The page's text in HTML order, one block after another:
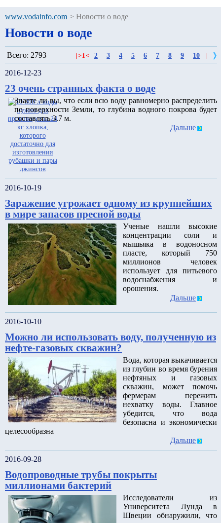
www.vodainfo.com > Новости о воде
Новости о воде
Всего: 2793 >1< 2 3 4 5 6 7 8 9 10
2016-12-23
23 очень странных факта о воде
Знаете ли вы, что если всю воду равномерно распределить
по поверхности Земли, то глубина водного покрова будет
составлять 3.7 м.
Дальше
2016-10-19
Заражение угрожает одному из крупнейших
в мире запасов пресной воды
Ученые нашли высокие
концентрации соли и
мышьяка в водоносном
пласте, который 750
миллионов человек
использует для питьевого
водоснабжения и
орошения.
Дальше
2016-10-10
Можно ли использовать воду, полученную из
нефте-газовых скважин?
Вода, которая выкачивается
из глубин во время бурения
нефтяных и газовых
скважин, может помочь
фермерам пережить
нехватку воды. Главное
убедится, что вода
безопасна и экономически
целесообразна
Дальше
2016-09-28
Водопроводные трубы покрыты
миллионами бактерий
Исследователи из
Университета Лунда в
Швеции обнаружили, что